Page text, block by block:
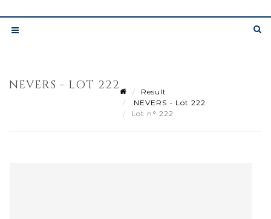
NEVERS - LOT 222
Result
NEVERS - Lot 222
Lot n° 222